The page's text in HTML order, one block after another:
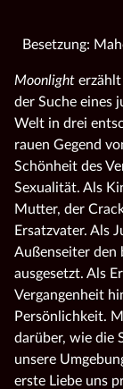
Besetzung:
Moonlight
der Suche eines
Welt in drei
rauen Gegend
Schönheit des
Sexualität. Als
Mutter, der
Ersatzvater. Als
Außenseiter den
ausgesetzt. Als
Vergangenheit
Persönlichkeit.
darüber, wie die
unsere
erste Liebe uns